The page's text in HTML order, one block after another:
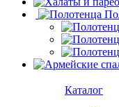
Каталог